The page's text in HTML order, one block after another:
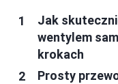
Jak
wentylem
krokach
Prosty